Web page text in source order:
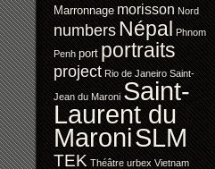
Marronnage morisson Nord
numbersNépal Phnom
Penh port portraits
project Rio de Janeiro Saint-
Jean du Maroni Saint-
Laurent du
MaroniSLM
TEK Théâtre urbex Vietnam